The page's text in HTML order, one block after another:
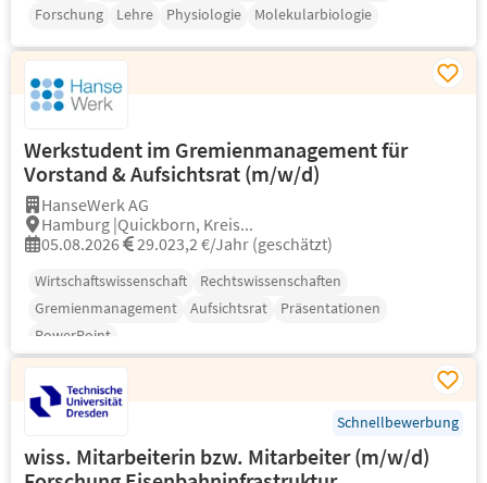
Forschung
Lehre Physiologie Molekularbiologie
Werkstudent im Gremienmanagement für
Vorstand & Aufsichtsrat (m/w/d)
HanseWerk AG
Hamburg |Quickborn, Kreis...
05.08.2026
29.023,2 €/Jahr (geschätzt)
Wirtschaftswissenschaft
Rechtswissenschaften
Gremienmanagement
Aufsichtsrat
Präsentationen
PowerPoint
Schnellbewerbung
wiss. Mitarbeiterin bzw. Mitarbeiter (m/w/d)